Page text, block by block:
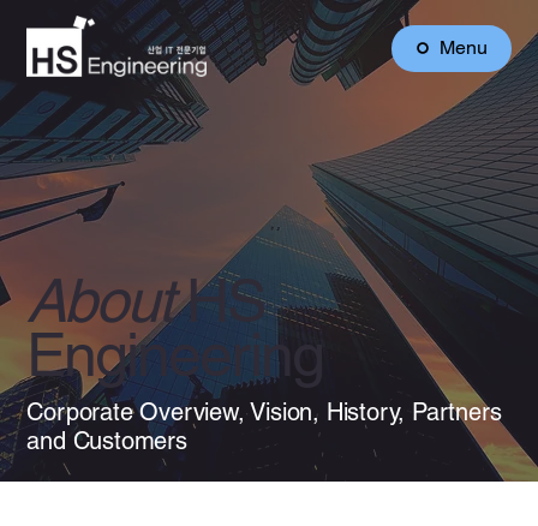
Menu
AboutHS
Engineering
Corporate Overview, Vision, History, Partners
and Customers